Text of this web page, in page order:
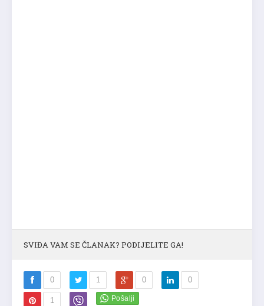
SVIĐA VAM SE ČLANAK? PODIJELITE GA!
0 1 0 0
1